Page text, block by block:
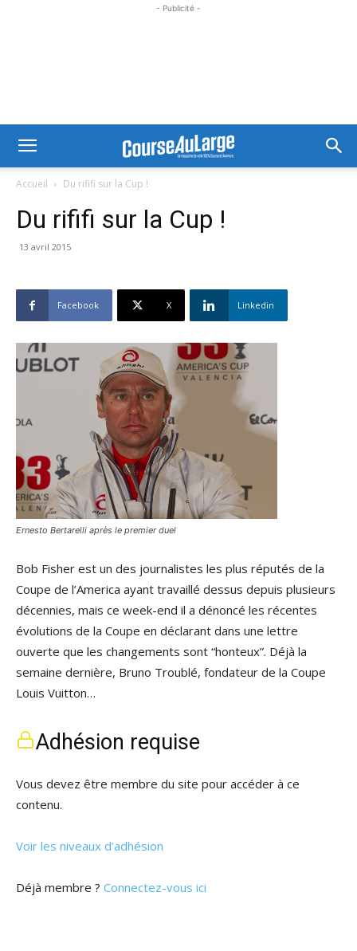
- Publicité -
Accueil Du rififi sur la Cup !
Du rififi sur la Cup !
13 avril 2015
Facebook X Linkedin
Ernesto Bertarelli après le premier duel
Bob Fisher est un des journalistes les plus réputés de la
Coupe de l’America ayant travaillé dessus depuis plusieurs
décennies, mais ce week-end il a dénoncé les récentes
évolutions de la Coupe en déclarant dans une lettre
ouverte que les changements sont “honteux”. Déjà la
semaine dernière, Bruno Troublé, fondateur de la Coupe
Louis Vuitton…
Adhésion requise
Vous devez être membre du site pour accéder à ce
contenu.
Voir les niveaux d’adhésion
Déjà membre ? Connectez-vous ici